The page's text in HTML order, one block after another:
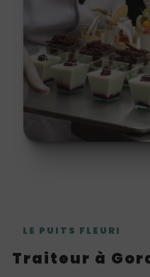
LE PUITS FLEURI
traiteur à